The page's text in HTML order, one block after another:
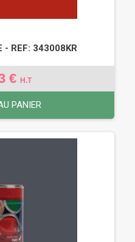
- REF: 343008KR
€ H.T
PANIER